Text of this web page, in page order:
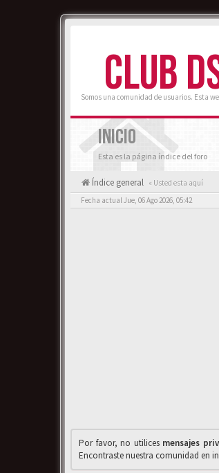
CLUB
Somos una comunidad de usuarios. Esta
INICIO
Esta es la página índice del foro
Índice general « Usted esta aquí
Fecha actual Jue, 06 Ago 2026, 05:42
Por favor, no utilices mensajes
Encontraste nuestra comunidad en